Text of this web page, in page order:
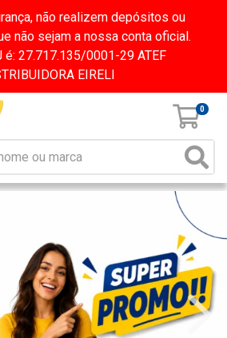
não realizem depósitos ou
não sejam a nossa conta oficial.
é: 27.717.135/0001-29 ATEF
EIRELI
0